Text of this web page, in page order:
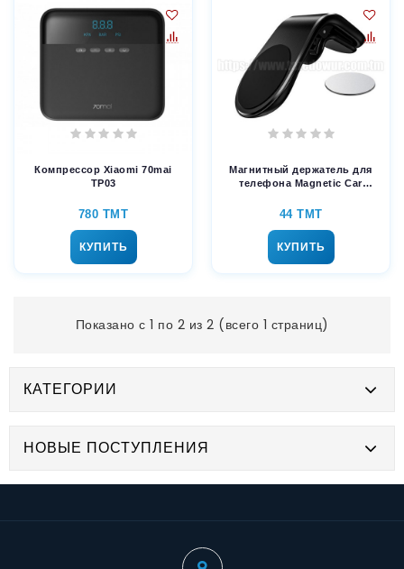
Компрессор Xiaomi 70mai
TP03
780 TMT
КУПИТЬ
Магнитный держатель для
телефона Magnetic Car
44 TMT
КУПИТЬ
Показано с 1 по 2 из 2 (всего 1 страниц)
КАТЕГОРИИ
НОВЫЕ ПОСТУПЛЕНИЯ